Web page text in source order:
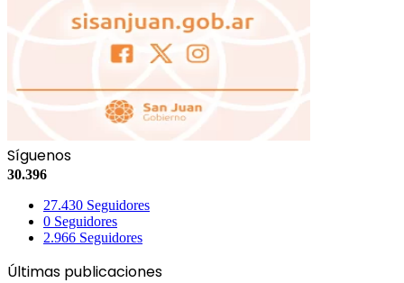
Síguenos
30.396
27.430 Seguidores
0 Seguidores
2.966 Seguidores
Últimas publicaciones